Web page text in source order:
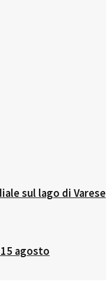
sul lago di Varese
agosto